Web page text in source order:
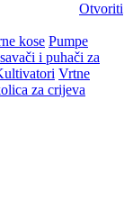
Otvoriti
kose Pumpe
i puhači za
Vrtne
za crijeva